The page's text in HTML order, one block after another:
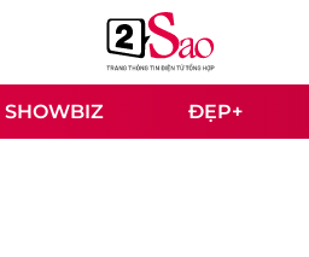
SHOWBIZ ĐẸP+